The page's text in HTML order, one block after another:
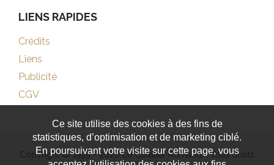
LIENS RAPIDES
Crédits
Liens
Publicité
CGV
Copyright © 1999 - 2026 Le Cavalier Romand - Tous droits
Ce site utilise des cookies à des fins de
statistiques, d’optimisation et de marketing ciblé.
En poursuivant votre visite sur cette page, vous